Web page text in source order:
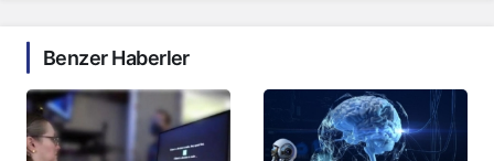
Benzer Haberler